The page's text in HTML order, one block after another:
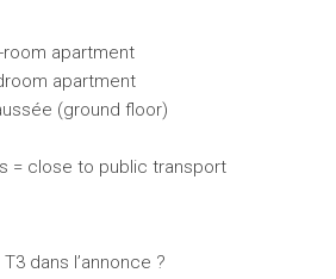
apartment
apartment
(ground floor)
= close to public transport
dans l’annonce ?